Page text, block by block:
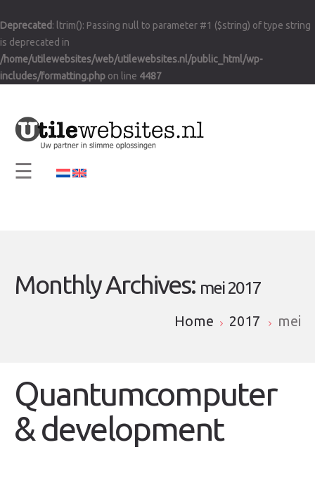
Deprecated: ltrim(): Passing null to parameter #1 ($string) of type string
is deprecated in
/home/utilewebsites/web/utilewebsites.nl/public_html/wp-
includes/formatting.php on line 4487
×
Home
Visie en Missie
Diensten
Support
Contact
☰
Monthly Archives: mei 2017
Home 2017 mei
Quantumcomputer
& development